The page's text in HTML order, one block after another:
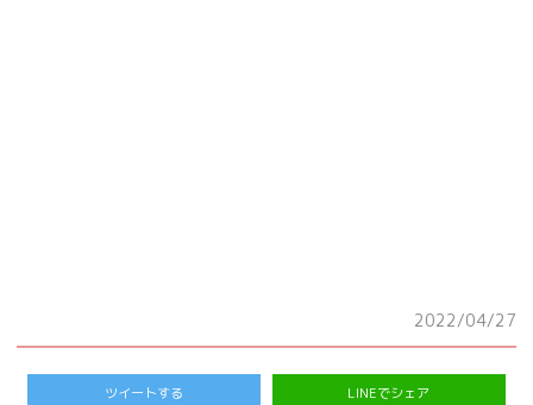
2022/04/27
ツイートする LINEでシェア